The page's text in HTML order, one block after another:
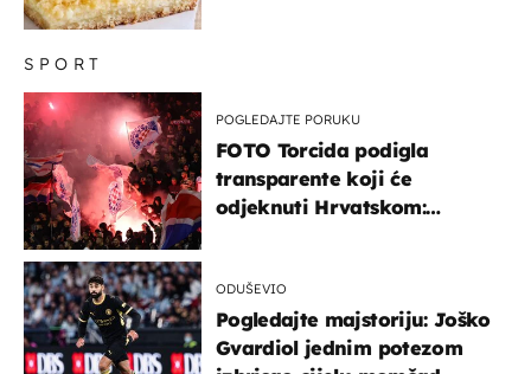
SPORT
POGLEDAJTE PORUKU
FOTO Torcida podigla
transparente koji će
odjeknuti Hrvatskom:
ODUŠEVIO
Pogledajte majstoriju: Joško
Gvardiol jednim potezom